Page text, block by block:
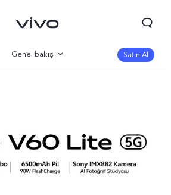
Genel bakış Satın Al